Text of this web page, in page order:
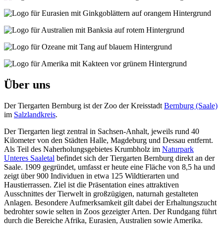
Über uns
Der Tiergarten Bernburg ist der Zoo der Kreisstadt Bernburg (Saale)
im Salzlandkreis.
Der Tiergarten liegt zentral in Sachsen-Anhalt, jeweils rund 40
Kilometer von den Städten Halle, Magdeburg und Dessau entfernt.
Als Teil des Naherholungsgebietes Krumbholz im Naturpark
Unteres Saaletal befindet sich der Tiergarten Bernburg direkt an der
Saale. 1909 gegründet, umfasst er heute eine Fläche von 8,5 ha und
zeigt über 900 Individuen in etwa 125 Wildtierarten und
Haustierrassen. Ziel ist die Präsentation eines attraktiven
Ausschnittes der Tierwelt in großzügigen, naturnah gestalteten
Anlagen. Besondere Aufmerksamkeit gilt dabei der Erhaltungszucht
bedrohter sowie selten in Zoos gezeigter Arten. Der Rundgang führt
durch die Bereiche Afrika, Eurasien, Australien sowie Amerika.